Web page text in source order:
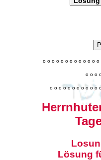
o o o o o o o o o o o o o
o o o
o o o o o o o o o o o
Lösung